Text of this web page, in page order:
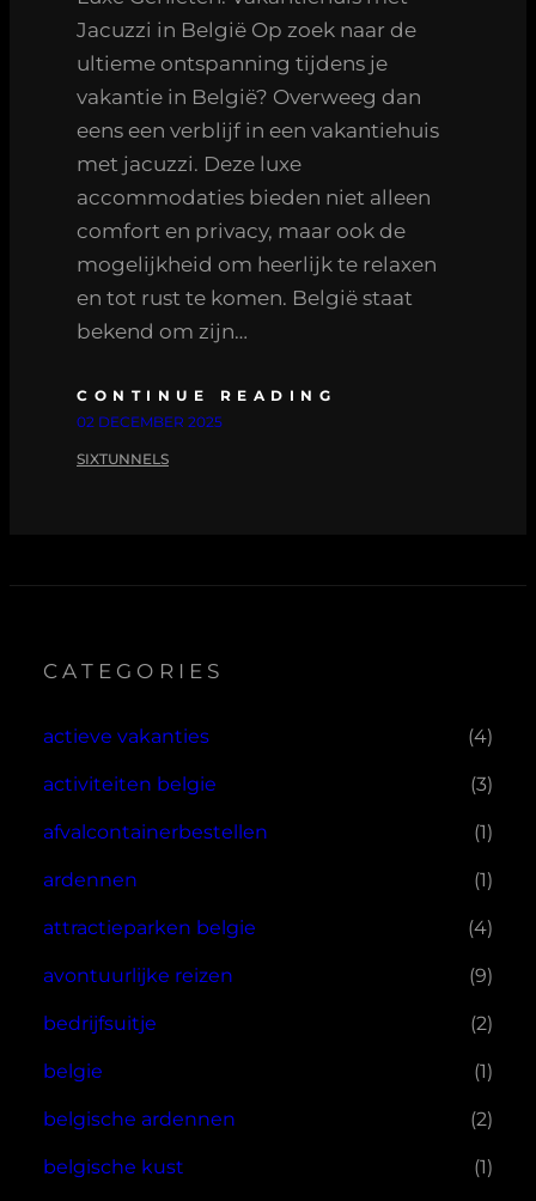
Jacuzzi in België Op zoek naar de
ultieme ontspanning tijdens je
vakantie in België? Overweeg dan
eens een verblijf in een vakantiehuis
met jacuzzi. Deze luxe
accommodaties bieden niet alleen
comfort en privacy, maar ook de
mogelijkheid om heerlijk te relaxen
en tot rust te komen. België staat
bekend om zijn…
CONTINUE READING
02 DECEMBER 2025
SIXTUNNELS
CATEGORIES
actieve vakanties (4)
activiteiten belgie (3)
afvalcontainerbestellen (1)
ardennen (1)
attractieparken belgie (4)
avontuurlijke reizen (9)
bedrijfsuitje (2)
belgie (1)
belgische ardennen (2)
belgische kust (1)